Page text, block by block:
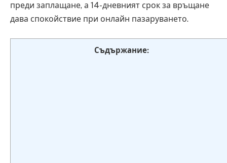
преди заплащане, а 14-дневният срок за връщане
дава спокойствие при онлайн пазаруването.
Съдържание: